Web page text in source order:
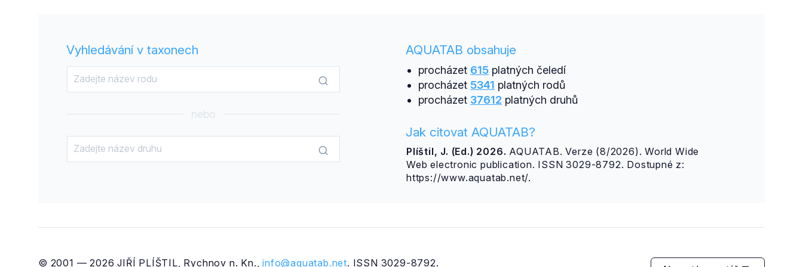
Vyhledávání v taxonech
nebo
AQUATAB obsahuje
procházet 615platných čeledí
procházet 5341 platných rodů
procházet 37612 platných druhů
Jak citovat AQUATAB?
Plíštil, J. (Ed.) 2026. AQUATAB. Verze (8/2026). World Wide
Web electronic publication. ISSN 3029-8792. Dostupné z:
https://www.aquatab.net/.
© 2001 — 2026 JIŘÍ PLÍŠTIL, Rychnov n. Kn.,info@aquatab.net. ISSN 3029-8792.